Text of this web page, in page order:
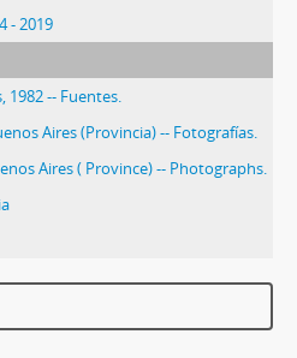
- 2019
1982 -- Fuentes.
Aires (Provincia) -- Fotografías.
Aires ( Province) -- Photographs.